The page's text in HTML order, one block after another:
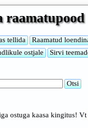
ostuga kaasa kingitus! Vt